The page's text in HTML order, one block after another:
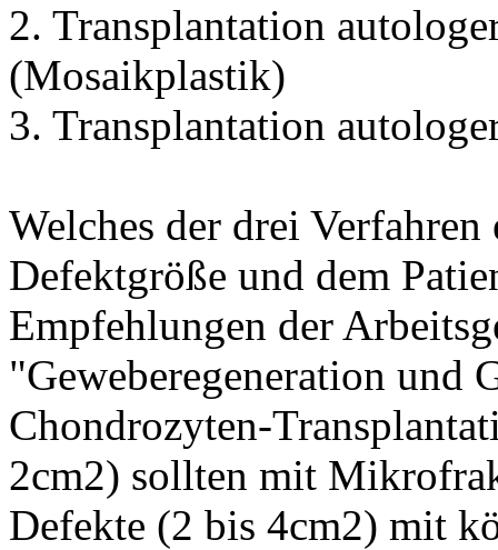
2. Transplantation
(Mosaikplastik)
3. Transplantation
Welches der drei
Defektgröße und dem
Empfehlungen der
"Geweberegeneration und
Chondrozyten-
2cm2) sollten mit
Defekte (2 bis 4cm2) mit